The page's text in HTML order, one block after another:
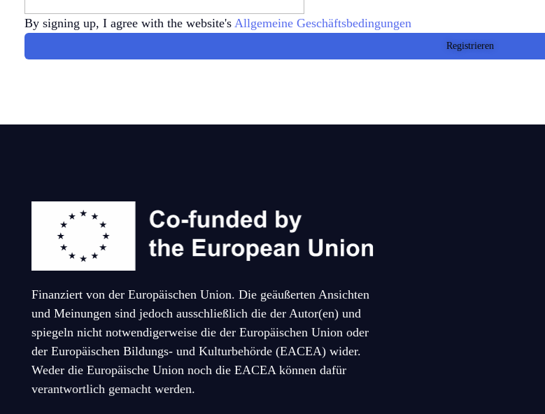
By signing up, I agree with the website's Allgemeine Geschäftsbedingungen
Registrieren
Finanziert von der Europäischen Union. Die geäußerten Ansichten
und Meinungen sind jedoch ausschließlich die der Autor(en) und
spiegeln nicht notwendigerweise die der Europäischen Union oder
der Europäischen Bildungs- und Kulturbehörde (EACEA) wider.
Weder die Europäische Union noch die EACEA können dafür
verantwortlich gemacht werden.